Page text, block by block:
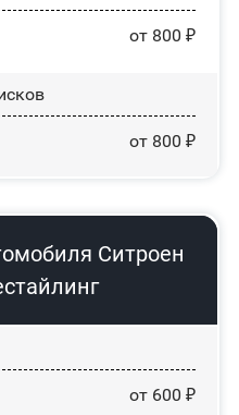
от 800 ₽
от 800 ₽
Ситроен
от 600 ₽